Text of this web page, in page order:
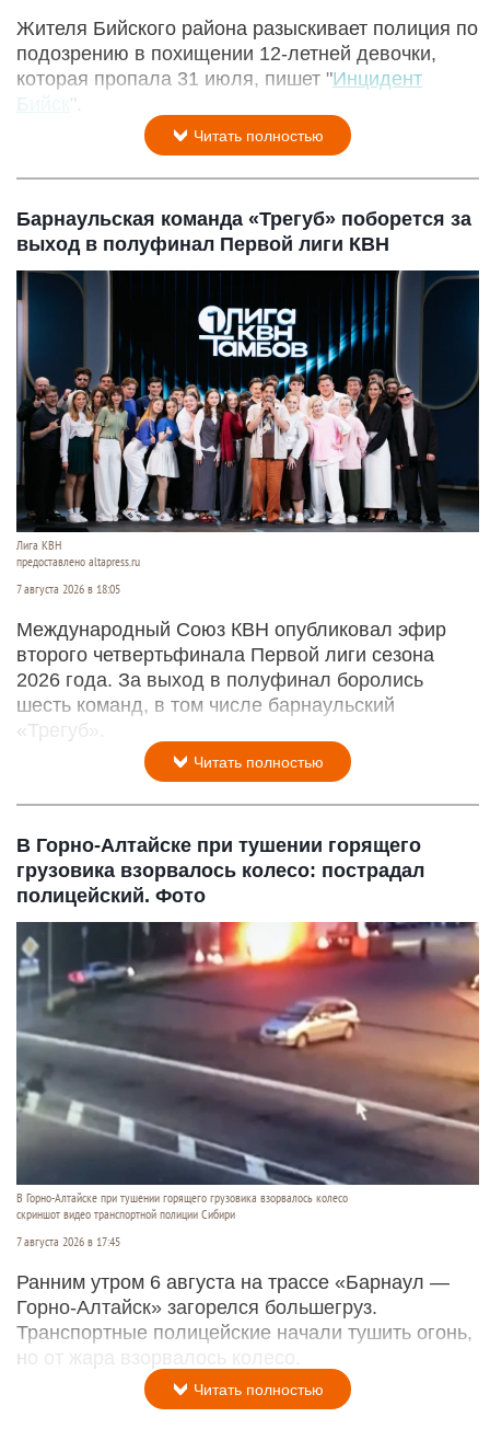
Жителя Бийского района разыскивает полиция по
подозрению в похищении 12-летней девочки,
которая пропала 31 июля, пишет "Инцидент
Бийск ".
Читать полностью
Барнаульская команда «Трегуб» поборется за
выход в полуфинал Первой лиги КВН
Лига КВН
предоставлено altapress.ru
7 августа 2026 в 18:05
Международный Союз КВН опубликовал эфир
второго четвертьфинала Первой лиги сезона
2026 года. За выход в полуфинал боролись
шесть команд, в том числе барнаульский
«Трегуб».
Читать полностью
В Горно-Алтайске при тушении горящего
грузовика взорвалось колесо: пострадал
полицейский. Фото
В Горно-Алтайске при тушении горящего грузовика взорвалось колесо
скриншот видео транспортной полиции Сибири
7 августа 2026 в 17:45
Ранним утром 6 августа на трассе «Барнаул —
Горно-Алтайск» загорелся большегруз.
Транспортные полицейские начали тушить огонь,
но от жара взорвалось колесо.
Читать полностью